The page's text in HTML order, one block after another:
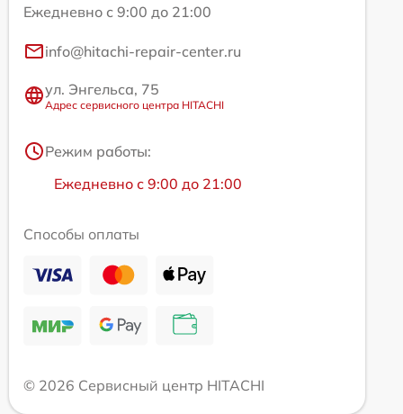
Ежедневно с 9:00 до 21:00
info@hitachi-repair-center.ru
ул. Энгельса, 75
Адрес сервисного центра HITACHI
Режим работы:
Ежедневно с 9:00 до 21:00
Способы оплаты
© 2026 Сервисный центр HITACHI